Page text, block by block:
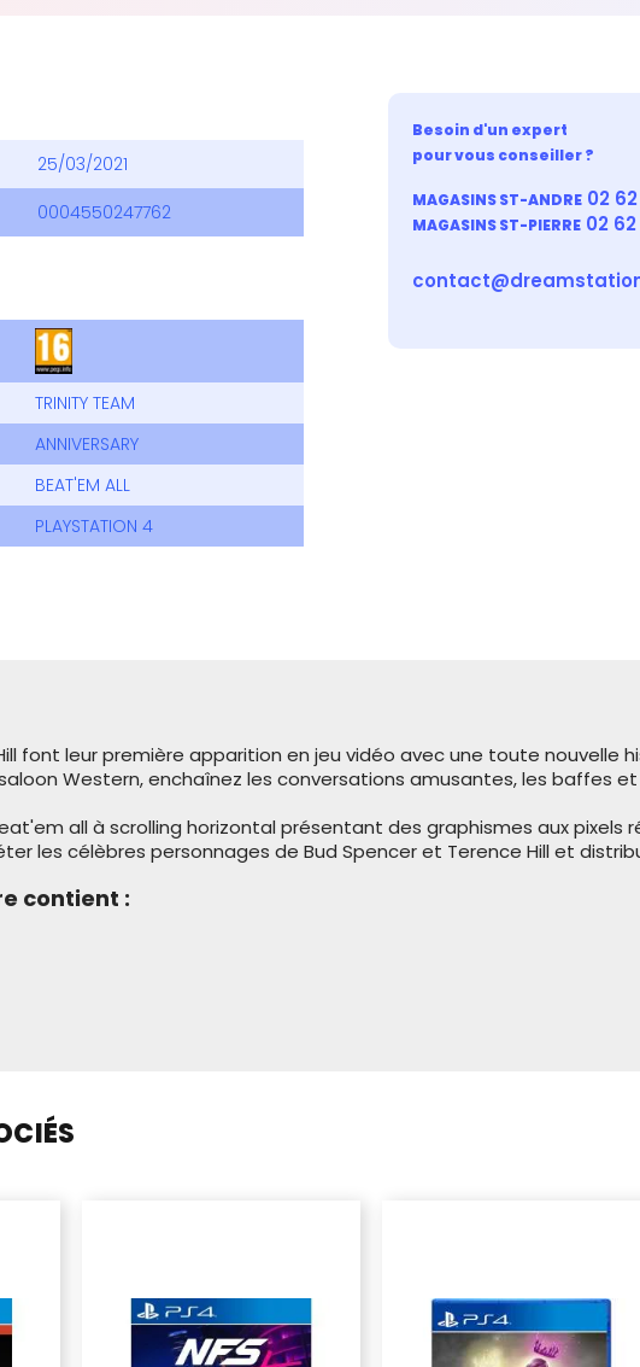
25/03/2021
0004550247762
TRINITY TEAM
ANNIVERSARY
BEAT'EM ALL
PLAYSTATION 4
Besoin d'un expert
pour vous conseiller ?
MAGASINS ST-ANDRE 02
MAGASINS ST-PIERRE 02
font leur première apparition en jeu vidéo avec une toute nouvelle
Western, enchaînez les conversations amusantes, les baffes
all à scrolling horizontal présentant des graphismes aux pixels
les célèbres personnages de Bud Spencer et Terence Hill et
contient :